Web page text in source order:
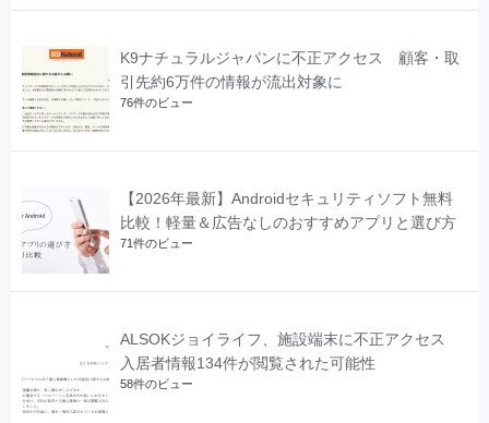
K9ナチュラルジャパンに不正アクセス 顧客・取
引先約6万件の情報が流出対象に
76件のビュー
【2026年最新】Androidセキュリティソフト無料
比較！軽量＆広告なしのおすすめアプリと選び方
71件のビュー
ALSOKジョイライフ、施設端末に不正アクセス
入居者情報134件が閲覧された可能性
58件のビュー